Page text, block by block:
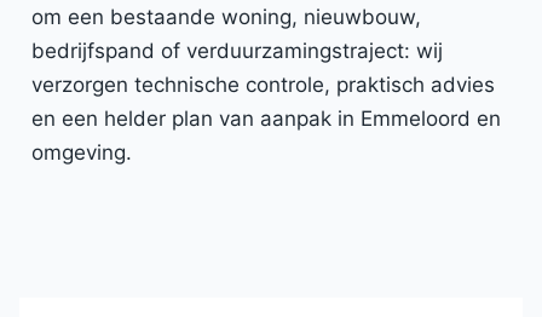
om een bestaande woning, nieuwbouw,
bedrijfspand of verduurzamingstraject: wij
verzorgen technische controle, praktisch advies
en een helder plan van aanpak in Emmeloord en
omgeving.